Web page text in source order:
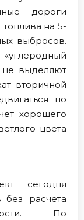
дороги
на 5-
выбросов.
не выделяют
вторичной
по
хорошего
цвета
сегодня
расчета
По